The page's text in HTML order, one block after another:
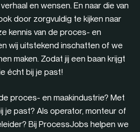
en wensen. En naar die van
door zorgvuldig te kijken naar
kennis van de proces- en
wij uitstekend inschatten of we
maken. Zodat jij een baan krijgt
écht bij je past!
proces- en maakindustrie? Met
je past? Als operator, monteur of
Bij ProcessJobs helpen we